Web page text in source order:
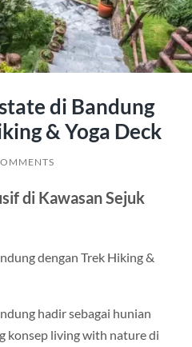
di Bandung
& Yoga Deck
di Kawasan Sejuk
dengan Trek Hiking &
hadir sebagai hunian
konsep living with nature di